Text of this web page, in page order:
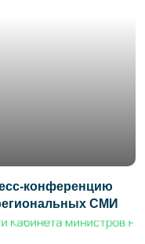
конференцию
СМИ